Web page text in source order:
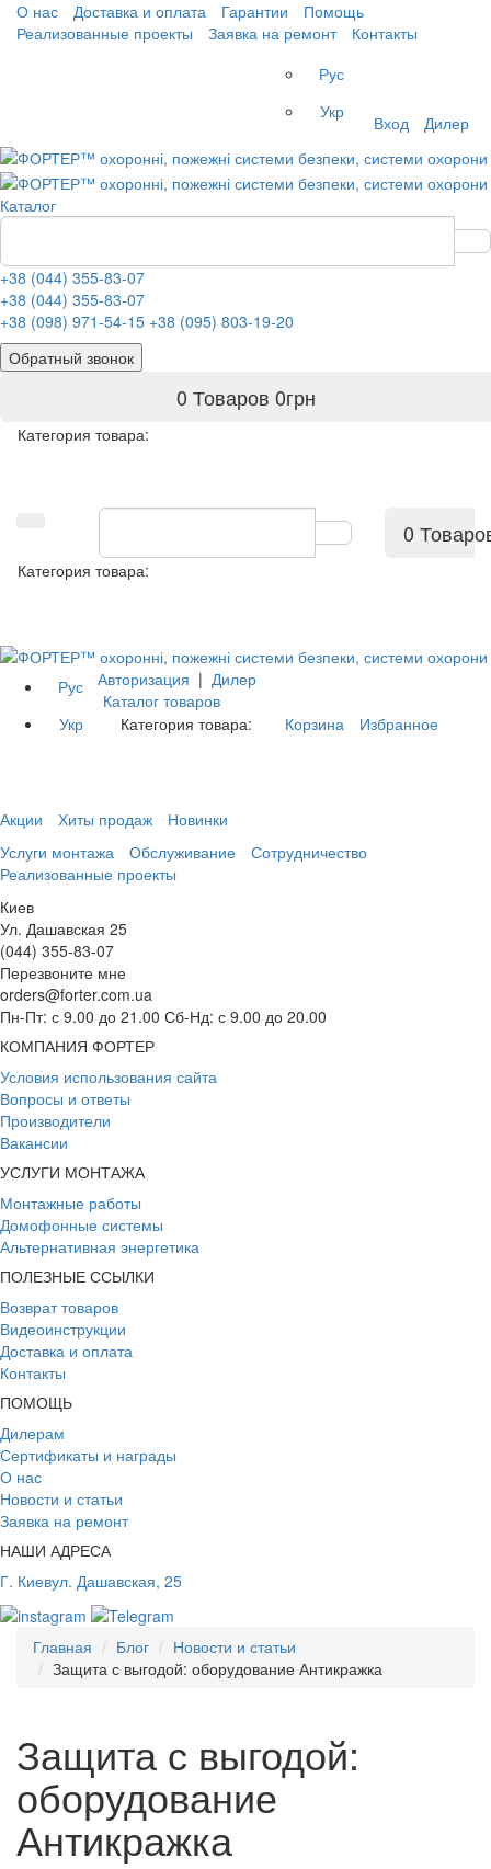
О нас Доставка и оплата Гарантии
Помощь
Реализованные проекты
Заявка на ремонт
Контакты
Рус
Укр
Вход Дилер
Каталог
+38 (044) 355-83-07
+38 (044) 355-83-07
+38 (098) 971-54-15 +38 (095) 803-19-20
Обратный звонок
0 Товаров 0грн
Категория товара:
0
Категория товара:
Рус
Укр
Авторизация | Дилер
Каталог товаров
Категория товара:
Корзина Избранное
Акции Хиты продаж
Новинки
Услуги монтажа
Обслуживание
Сотрудничество
Реализованные проекты
Киев
Ул. Дашавская 25
(044) 355-83-07
Перезвоните мне
orders@forter.com.ua
Пн-Пт: с 9.00 до 21.00 Сб-Нд: с 9.00 до 20.00
КОМПАНИЯ ФОРТЕР
Условия использования сайта
Вопросы и ответы
Производители
Вакансии
УСЛУГИ МОНТАЖА
Монтажные работы
Домофонные системы
Альтернативная энергетика
ПОЛЕЗНЫЕ ССЫЛКИ
Возврат товаров
Видеоинструкции
Доставка и оплата
Контакты
ПОМОЩЬ
Дилерам
Сертификаты и награды
О нас
Новости и статьи
Заявка на ремонт
НАШИ АДРЕСА
Г. Киевул. Дашавская, 25
Главная Блог
Новости и статьи
Защита с выгодой: оборудование Антикражка
Защита с выгодой:
оборудование
Антикражка